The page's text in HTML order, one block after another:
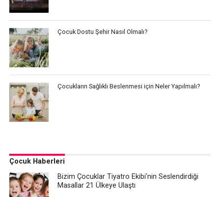
Çocuk Dostu Şehir Nasıl Olmalı?
Çocukların Sağlıklı Beslenmesi için Neler Yapılmalı?
Çocuk Haberleri
Bizim Çocuklar Tiyatro Ekibi’nin Seslendirdiği
Masallar 21 Ülkeye Ulaştı